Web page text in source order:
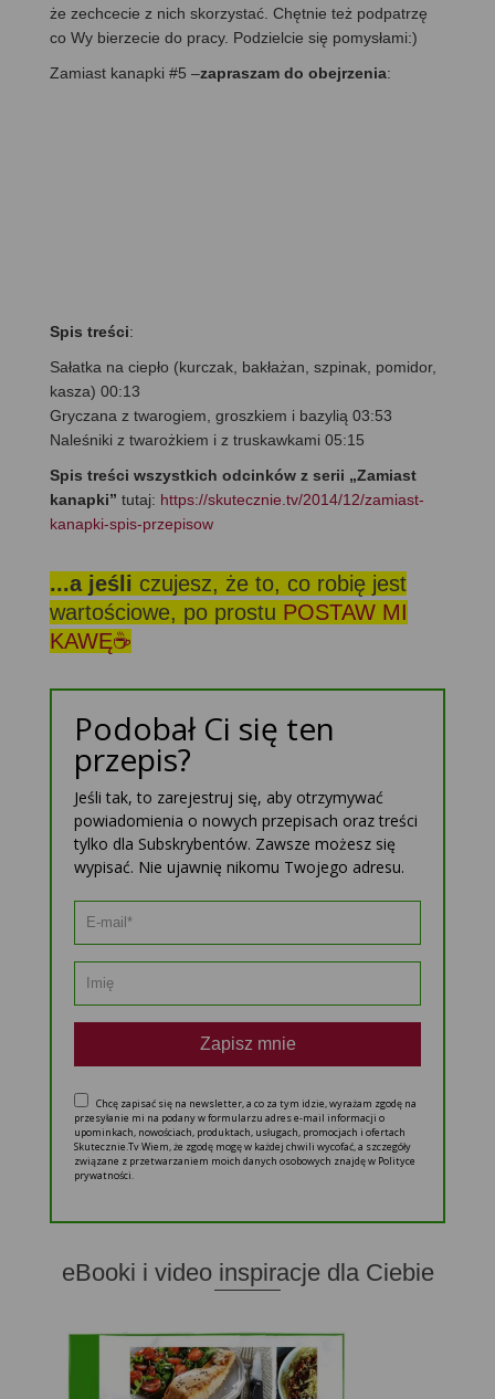
że zechcecie z nich skorzystać. Chętnie też podpatrzę
co Wy bierzecie do pracy. Podzielcie się pomysłami:)
Zamiast kanapki #5 –zapraszam do obejrzenia:
Spis treści:
Sałatka na ciepło (kurczak, bakłażan, szpinak, pomidor,
kasza) 00:13
Gryczana z twarogiem, groszkiem i bazylią 03:53
Naleśniki z twarożkiem i z truskawkami 05:15
Spis treści wszystkich odcinków z serii „Zamiast
kanapki” tutaj: https://skutecznie.tv/2014/12/zamiast-
kanapki-spis-przepisow
...a jeśli czujesz, że to, co robię jest
wartościowe, po prostu POSTAW MI
KAWĘ☕
Podobał Ci się ten
przepis?
Jeśli tak, to zarejestruj się, aby otrzymywać
powiadomienia o nowych przepisach oraz treści
tylko dla Subskrybentów. Zawsze możesz się
wypisać. Nie ujawnię nikomu Twojego adresu.
Zapisz mnie
Chcę zapisać się na newsletter, a co za tym idzie, wyrażam zgodę na
przesyłanie mi na podany w formularzu adres e-mail informacji o
upominkach, nowościach, produktach, usługach, promocjach i ofertach
Skutecznie.Tv Wiem, że zgodę mogę w każdej chwili wycofać, a szczegóły
związane z przetwarzaniem moich danych osobowych znajdę w Polityce
prywatności.
eBooki i video inspiracje dla Ciebie